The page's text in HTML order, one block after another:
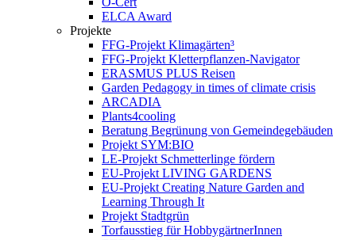
ELCA Award
Projekte
FFG-Projekt Klimagärten³
FFG-Projekt Kletterpflanzen-Navigator
ERASMUS PLUS Reisen
Garden Pedagogy in times of climate crisis
ARCADIA
Plants4cooling
Beratung Begrünung von Gemeindegebäuden
Projekt SYM:BIO
LE-Projekt Schmetterlinge fördern
EU-Projekt LIVING GARDENS
EU-Projekt Creating Nature Garden and
Learning Through It
Projekt Stadtgrün
Torfausstieg für HobbygärtnerInnen